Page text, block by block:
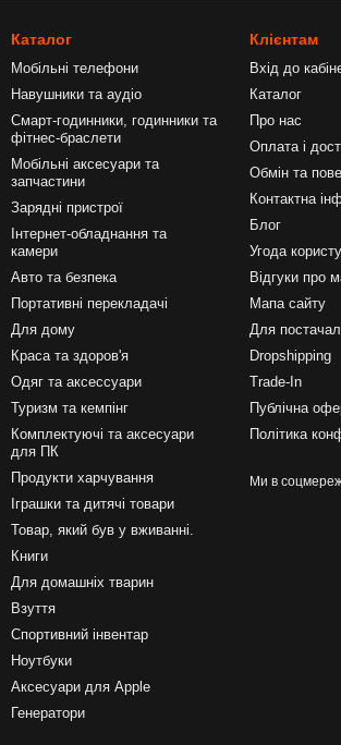
Каталог
Мобільні телефони
Навушники та аудіо
Смарт-годинники, годинники та
фітнес-браслети
Мобільні аксесуари та
запчастини
Зарядні пристрої
Інтернет-обладнання та
камери
Авто та безпека
Портативні перекладачі
Для дому
Краса та здоров'я
Одяг та аксессуари
Туризм та кемпінг
Комплектуючі та аксесуари
для ПК
Продукти харчування
Іграшки та дитячі товари
Товар, який був у вживанні.
Книги
Для домашніх тварин
Взуття
Спортивний інвентар
Ноутбуки
Аксесуари для Apple
Генератори
Клієнтам
Вхід до
Каталог
Про нас
Оплата і
Обмін та
Контактна
Блог
Угода
Відгуки про
Мапа сайту
Для
Dropshipping
Trade-In
Публічна
Політика
Ми в